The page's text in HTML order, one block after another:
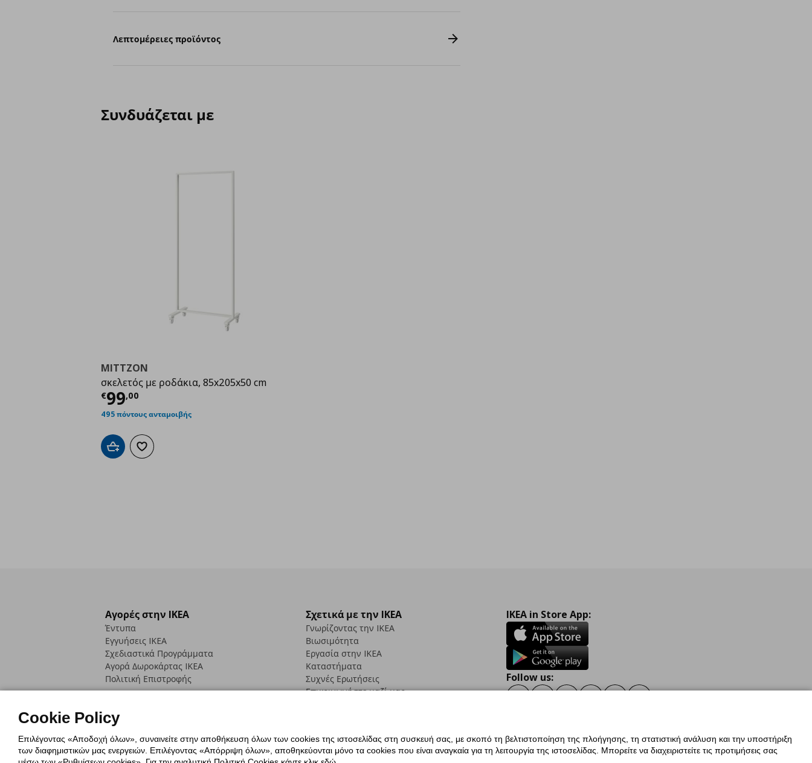
Λεπτομέρειες προϊόντος
Συνδυάζεται με
MITTZON
σκελετός με ροδάκια, 85x205x50 cm
€99,00
Τρέχουσα τιμή
495 πόντους ανταμοιβής
Προσθήκη στο καλάθι
Προσθήκη στα αγαπημένα
Αγορές στην IKEA
Έντυπα
Εγγυήσεις IKEA
Σχεδιαστικά Προγράμματα
Αγορά Δωρoκάρτας IKEA
Πολιτική Επιστροφής
Σχετικά με την IKEA
Γνωρίζοντας την IKEA
Βιωσιμότητα
Εργασία στην IKEA
Καταστήματα
Συχνές Ερωτήσεις
Επικοινωνήστε μαζί μας
IKEA in Store App:
Follow us:
Πολιτική Cookies Δήλωση ψηφιακής προσβασιμότητας Γενική Πολιτική Προσωπικών Δεδομένων
Cookie Policy
Επιλέγοντας «Αποδοχή όλων», συναινείτε στην αποθήκευση όλων των cookies της ιστοσελίδας στη συσκευή σας, με σκοπό τη βελτιστοποίηση της πλοήγησης, τη στατιστική ανάλυση και την υποστήριξη
των διαφημιστικών μας ενεργειών. Επιλέγοντας «Απόρριψη όλων», αποθηκεύονται μόνο τα cookies που είναι αναγκαία για τη λειτουργία της ιστοσελίδας. Μπορείτε να διαχειριστείτε τις προτιμήσεις σας